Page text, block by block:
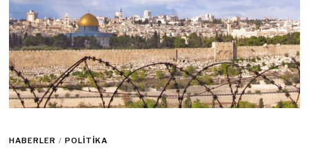
HABERLER / POLITIKA